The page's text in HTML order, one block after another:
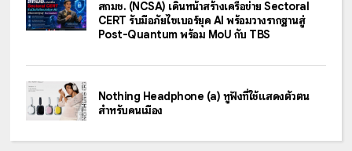
สกมช. (NCSA) เดินหน้าสร้างเครือข่าย Sectoral
CERT รับมือภัยไซเบอร์ยุค AI พร้อมวางรากฐานสู่
Post-Quantum พร้อม MoU กับ TBS
Nothing Headphone (a) หูฟังที่ใช้แสดงตัวตน
สำหรับคนเมือง